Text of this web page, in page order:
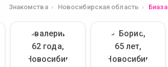
Знакомства Новосибирская область Биаза